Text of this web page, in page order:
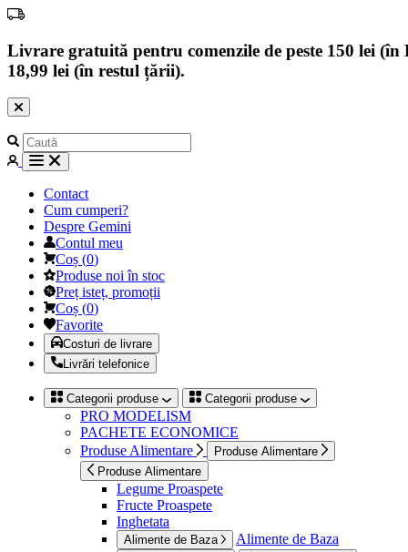
Livrare gratuită pentru comenzile de peste 150 lei
18,99 lei (în restul țării).
Contact
Cum cumperi?
Despre Gemini
Contul meu
Coș (0)
Produse noi în stoc
Preț isteț, promoții
Coș (0)
Favorite
Costuri de livrare
Livrări telefonice
Categorii produse Categorii produse
PRO MODELISM
PACHETE ECONOMICE
Produse Alimentare
Produse Alimentare
Produse Alimentare
Legume Proaspete
Fructe Proaspete
Inghetata
Alimente de Baza Alimente de Baza